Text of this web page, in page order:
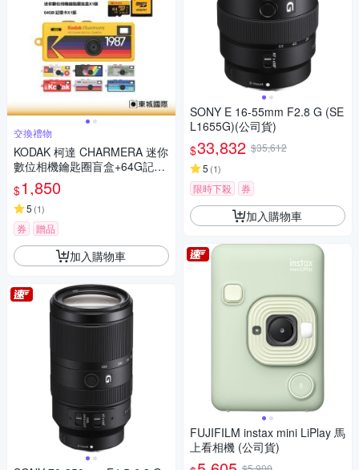
交換禮物
KODAK 柯達 CHARMERA 迷你
數位相機鑰匙圈盲盒+64G記憶
卡組
$1,850
5 (1)
券 贈品
加入購物車
SONY E 16-55mm F2.8 G (SE
L1655G)(公司貨)
$33,832 $35,612
5 (1)
限時下殺 券
加入購物車
FUJIFILM instax mini LiPlay 馬
上看相機 (公司貨)